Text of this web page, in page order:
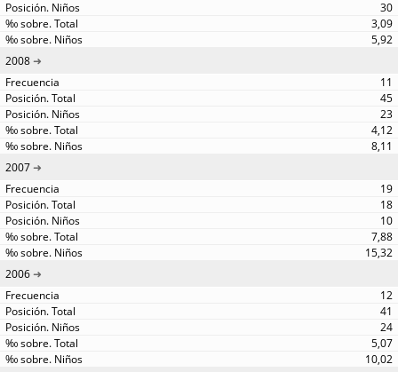
30
3,09
5,92
2008
11
45
23
4,12
8,11
2007
19
18
10
7,88
15,32
2006
12
41
24
5,07
10,02